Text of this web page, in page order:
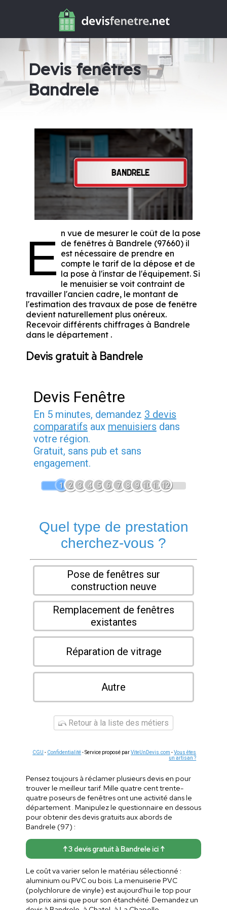
Devis fenêtres
Bandrele
E n vue de mesurer le coût de la pose
de fenêtres à Bandrele (97660) il
est nécessaire de prendre en
compte le tarif de la dépose et de
la pose à l'instar de l'équipement. Si
le menuisier se voit contraint de
travailler l'ancien cadre, le montant de
l'estimation des travaux de pose de fenêtre
devient naturellement plus onéreux.
Recevoir différents chiffrages à Bandrele
dans le département .
Devis gratuit à Bandrele
Devis Fenêtre
En 5 minutes, demandez 3 devis
comparatifs aux menuisiers dans
votre région.
Gratuit, sans pub et sans
engagement.
1 2 3 4 5 6 7 8 9 1011 12
Quel type de prestation
cherchez-vous ?
Pose de fenêtres sur
construction neuve
Remplacement de fenêtres
existantes
Réparation de vitrage
Autre
Retour à la liste des métiers
CGU - Confidentialité- Service proposé parViteUnDevis.com -Vous êtes
un artisan ?
Pensez toujours à réclamer plusieurs devis en pour
trouver le meilleur tarif. Mille quatre cent trente-
quatre poseurs de fenêtres ont une activité dans le
département . Manipulez le questionnaire en dessous
pour obtenir des devis gratuits aux abords de
Bandrele (97) :
↑ 3 devis gratuit à Bandrele ici ↑
Le coût va varier selon le matériau sélectionné :
aluminium ou PVC ou bois. La menuiserie PVC
(polychlorure de vinyle) est aujourd'hui le top pour
son prix ainsi que pour son étanchéité. Demandez un